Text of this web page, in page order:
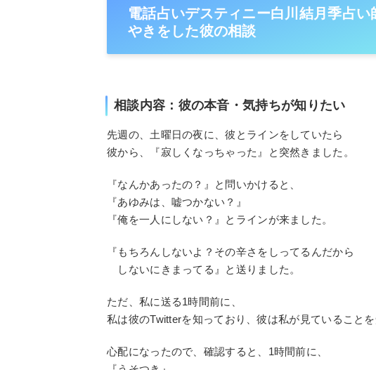
電話占いデスティニー白川結月季占
やきをした彼の相談
相談内容：彼の本音・気持ちが知りたい
先週の、土曜日の夜に、彼とラインをしていたら
彼から、『寂しくなっちゃった』と突然きました。
『なんかあったの？』と問いかけると、
『あゆみは、嘘つかない？』
『俺を一人にしない？』とラインが来ました。
『もちろんしないよ？その辛さをしってるんだから
しないにきまってる』と送りました。
ただ、私に送る1時間前に、
私は彼のTwitterを知っており、彼は私が見ていることを
心配になったので、確認すると、1時間前に、